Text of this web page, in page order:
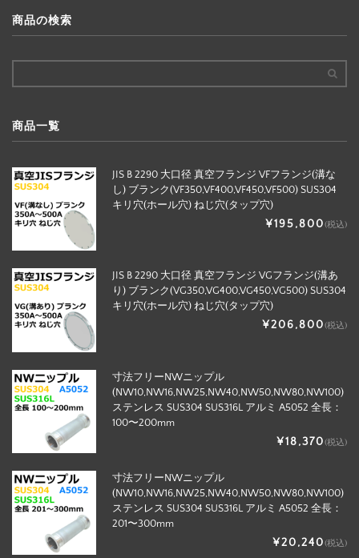
商品の検索
商品一覧
JIS B 2290 大口径 真空フランジ VFフランジ(溝な
し) ブランク(VF350,VF400,VF450,VF500) SUS304
キリ穴(ホール穴) ねじ穴(タップ穴)
¥195,800(税込)
JIS B 2290 大口径 真空フランジ VGフランジ(溝あ
り) ブランク(VG350,VG400,VG450,VG500) SUS304
キリ穴(ホール穴) ねじ穴(タップ穴)
¥206,800(税込)
寸法フリーNWニップル
(NW10,NW16,NW25,NW40,NW50,NW80,NW100)
ステンレス SUS304 SUS316L アルミ A5052 全長：
100〜200mm
¥18,370(税込)
寸法フリーNWニップル
(NW10,NW16,NW25,NW40,NW50,NW80,NW100)
ステンレス SUS304 SUS316L アルミ A5052 全長：
201〜300mm
¥20,240(税込)